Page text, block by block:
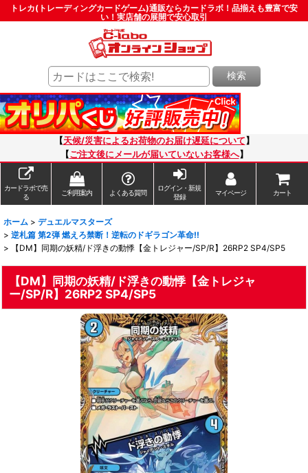
トレカ(トレーディングカードゲーム)通販ならカードラボ！品揃えも豊富で安
い！実店舗の展開で安心取引
検索
【天候/災害によるお荷物のお届け遅延について 】
【ご注文後にメールが届いていないお客様へ】
カードラボで売
る
ご利用案内 よくある質問
ログイン・新規
登録
マイページ カート
ホーム > デュエルマスターズ
> 逆札篇 第2弾 燃えろ禁断！逆転のドギラゴン革命!!
>
【DM】同期の妖精/ド浮きの動悸【金トレジャー/SP/R】26RP2 SP4/SP5
【DM】同期の妖精/ド浮きの動悸【金トレジャ
ー/SP/R】26RP2 SP4/SP5